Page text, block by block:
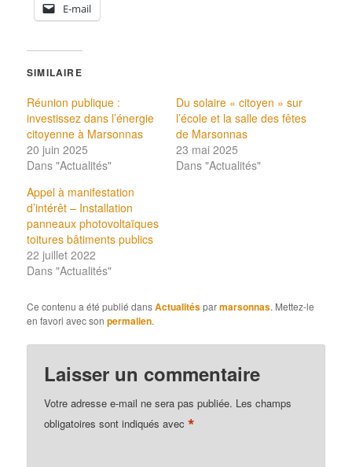
E-mail
SIMILAIRE
Réunion publique :
investissez dans l’énergie
citoyenne à Marsonnas
20 juin 2025
Dans "Actualités"
Du solaire « citoyen » sur
l’école et la salle des fêtes
de Marsonnas
23 mai 2025
Dans "Actualités"
Appel à manifestation
d’intérêt – Installation
panneaux photovoltaïques
toitures bâtiments publics
22 juillet 2022
Dans "Actualités"
Ce contenu a été publié dansActualitésparmarsonnas. Mettez-le
en favori avec sonpermalien.
Laisser un commentaire
Votre adresse e-mail ne sera pas publiée. Les champs
obligatoires sont indiqués avec*